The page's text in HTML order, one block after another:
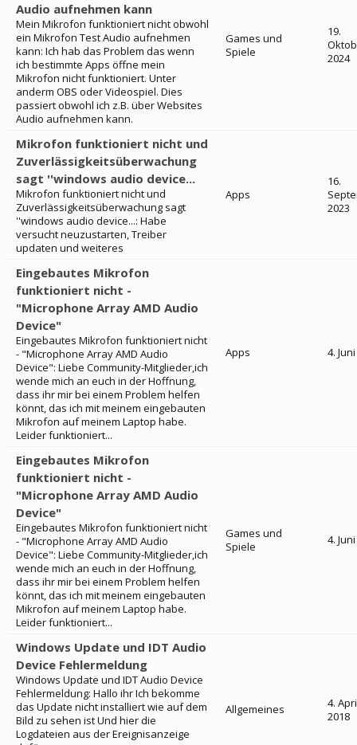
Audio aufnehmen kann
Mein Mikrofon funktioniert nicht obwohl
ein Mikrofon Test Audio aufnehmen
kann: Ich hab das Problem das wenn
ich bestimmte Apps öffne mein
Mikrofon nicht funktioniert. Unter
anderm OBS oder Videospiel. Dies
passiert obwohl ich z.B. über Websites
Audio aufnehmen kann.
Games und
Spiele
19.
2024
Mikrofon funktioniert nicht und
Zuverlässigkeitsüberwachung
sagt ''windows audio device...
Mikrofon funktioniert nicht und
Zuverlässigkeitsüberwachung sagt
''windows audio device...: Habe
versucht neuzustarten, Treiber
updaten und weiteres
Apps
16.
2023
Eingebautes Mikrofon
funktioniert nicht -
"Microphone Array AMD Audio
Device"
Eingebautes Mikrofon funktioniert nicht
- "Microphone Array AMD Audio
Device": Liebe Community-Mitglieder,ich
wende mich an euch in der Hoffnung,
dass ihr mir bei einem Problem helfen
könnt, das ich mit meinem eingebauten
Mikrofon auf meinem Laptop habe.
Leider funktioniert...
Apps 4.
Eingebautes Mikrofon
funktioniert nicht -
"Microphone Array AMD Audio
Device"
Eingebautes Mikrofon funktioniert nicht
- "Microphone Array AMD Audio
Device": Liebe Community-Mitglieder,ich
wende mich an euch in der Hoffnung,
dass ihr mir bei einem Problem helfen
könnt, das ich mit meinem eingebauten
Mikrofon auf meinem Laptop habe.
Leider funktioniert...
Games und
Spiele
4.
Windows Update und IDT Audio
Device Fehlermeldung
Windows Update und IDT Audio Device
Fehlermeldung: Hallo ihr Ich bekomme
das Update nicht installiert wie auf dem
Bild zu sehen ist Und hier die
Logdateien aus der Ereignisanzeige
Allgemeines
4.
2018